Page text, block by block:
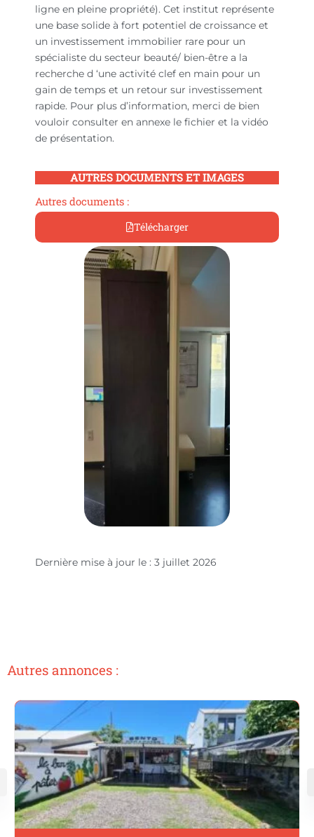
ligne en pleine propriété). Cet institut représente
une base solide à fort potentiel de croissance et
un investissement immobilier rare pour un
spécialiste du secteur beauté/ bien-être a la
recherche d ‘une activité clef en main pour un
gain de temps et un retour sur investissement
rapide. Pour plus d’information, merci de bien
vouloir consulter en annexe le fichier et la vidéo
de présentation.
AUTRES DOCUMENTS ET IMAGES
Autres documents :
Télécharger
Dernière mise à jour le : 3 juillet 2026
Autres annonces :